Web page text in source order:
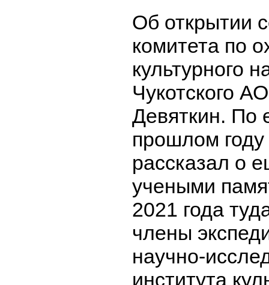
Об открытии
комитета по
культурного
Чукотского
Девяткин. По
прошлом
рассказал о
учеными
2021 года
члены
научно-
института